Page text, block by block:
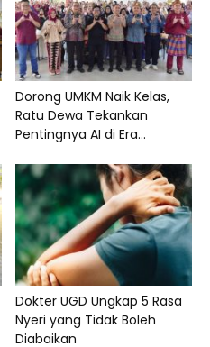
Dorong UMKM Naik Kelas,
Ratu Dewa Tekankan
Pentingnya AI di Era...
Dokter UGD Ungkap 5 Rasa
Nyeri yang Tidak Boleh
Diabaikan